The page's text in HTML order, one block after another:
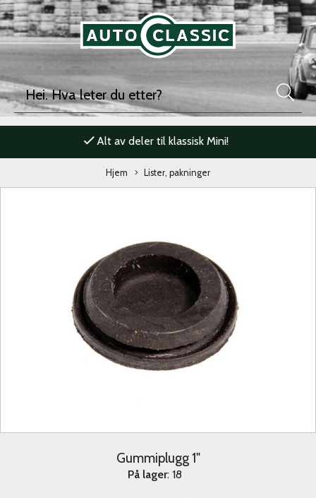
Alt av deler til klassisk Mini!
Hjem Lister, pakninger
Gummiplugg 1"
På lager: 18